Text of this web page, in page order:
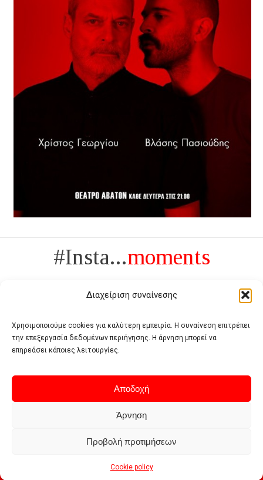
Διαχείριση συναίνεσης
Χρησιμοποιούμε cookies για καλύτερη εμπειρία. Η συναίνεση επιτρέπει
την επεξεργασία δεδομένων περιήγησης. Η άρνηση μπορεί να
επηρεάσει κάποιες λειτουργίες.
Αποδοχή
Άρνηση
Προβολή προτιμήσεων
Cookie policy
#Insta...moments
Πολυτέλεια δεν είναι το αντίθετο της ανέχειας, είναι το αντίθετο της
Terms of use Privacy policy Cookie policy
© 2026 - Deluxe. All Rights Reserved.